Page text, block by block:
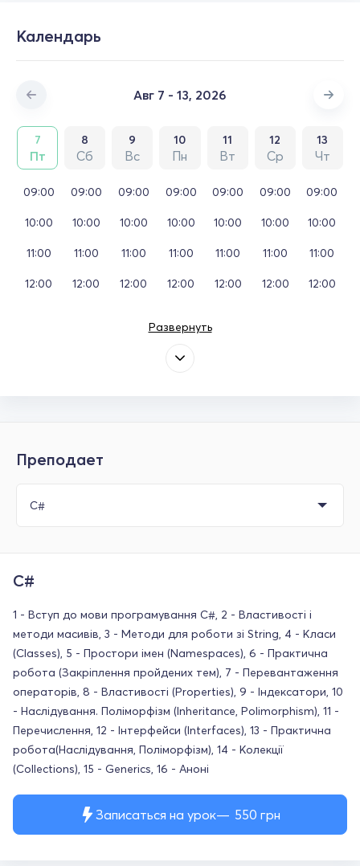
Календарь
Авг 7 - 13, 2026
7
Пт
8
Сб
9
Вс
10
Пн
11
Вт
12
Ср
13
Чт
09:00
10:00
11:00
12:00
09:00
10:00
11:00
12:00
09:00
10:00
11:00
12:00
09:00
10:00
11:00
12:00
09:00
10:00
11:00
12:00
09:00
10:00
11:00
12:00
09:00
10:00
11:00
12:00
Развернуть
Преподает
Записаться на урок 550 грн
C#
1 - Вступ до мови програмування С#, 2 - Властивості і
методи масивів, 3 - Методи для роботи зі String, 4 - Класи
(Classes), 5 - Простори імен (Namespaces), 6 - Практична
робота (Закріплення пройдених тем), 7 - Перевантаження
операторів, 8 - Властивості (Properties), 9 - Індексатори, 10
- Наслідування. Поліморфізм (Inheritance, Polimorphism), 11 -
Перечислення, 12 - Інтерфейси (Interfaces), 13 - Практична
робота(Наслідування, Поліморфізм), 14 - Колекції
(Collections), 15 - Generics, 16 - Аноні